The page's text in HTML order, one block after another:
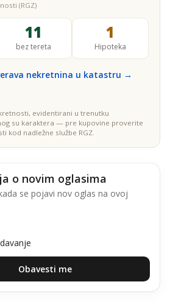
(RGZ)
11
bez tereta
1
Hipoteka
nekretnina u katastru →
evidentirani u trenutku
su karaktera — pre kupovine proverite
kod nadležne službe RGZ.
o novim oglasima
se pojavi nov oglas na ovoj
Obavesti me